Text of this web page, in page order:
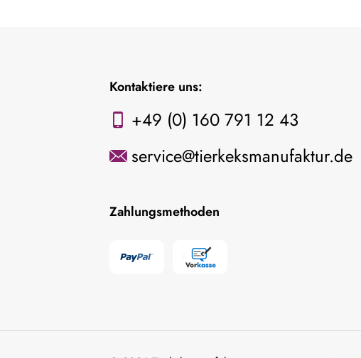
Kontaktiere uns:
+49 (0) 160 791 12 43
service@tierkeksmanufaktur.de
Zahlungsmethoden